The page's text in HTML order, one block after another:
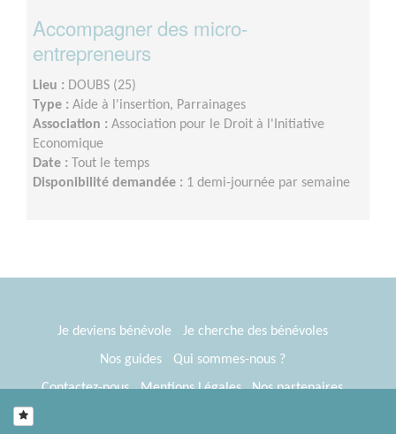
Accompagner des micro-
entrepreneurs
Lieu : DOUBS (25)
Type : Aide à l'insertion, Parrainages
Association : Association pour le Droit à l'Initiative
Economique
Date :
Tout le temps
Disponibilité demandée : 1 demi-journée par semaine
Je deviens bénévole
Je cherche des bénévoles
Nos guides
Qui sommes-nous ?
Contactez-nous
Mentions Légales
Nos partenaires